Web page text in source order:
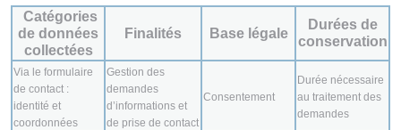
Catégories
de données
collectées
Finalités Base légale
Durées de
conservation
Via le formulaire
de contact :
identité et
coordonnées
Gestion des
demandes
d’informations et
de prise de contact
Consentement
Durée nécessaire
au traitement des
demandes